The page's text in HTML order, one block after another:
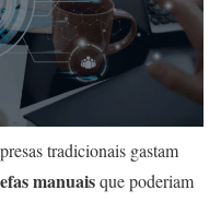
tradicionais gastam
manuaisque poderiam